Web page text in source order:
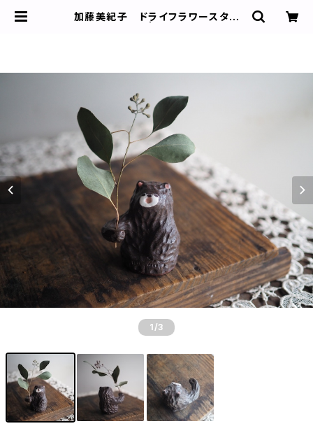
加藤美紀子 ドライフラワースタン
1 /3